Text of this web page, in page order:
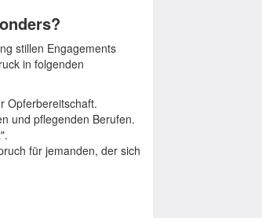
stillen Engagements
in folgenden
Opferbereitschaft.
und pflegenden Berufen.
für jemanden, der sich